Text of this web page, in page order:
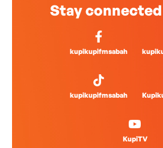
Stay
kupikupifmsabah
kupikupifmsabah
KupiTV